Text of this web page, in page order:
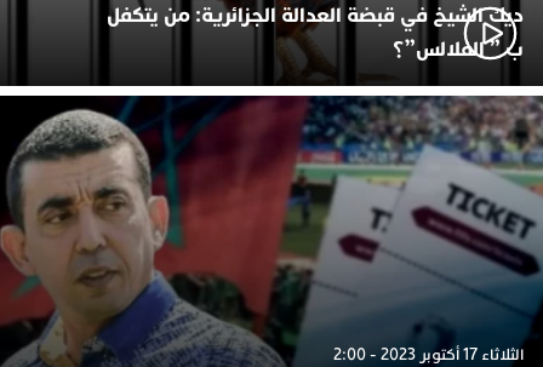
ديك الشيخ في قبضة العدالة الجزائرية: من يتكفل
ب ” الفلالس”؟
الثلاثاء 17 أكتوبر 2023 - 2:00